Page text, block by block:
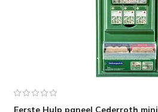
Eerste Hulp paneel Cederroth mini